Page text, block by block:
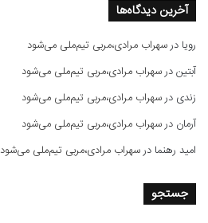
آخرین دیدگاه‌ها
رویا درسهراب مرادی،مربی تیم‌ملی می‌شود
آبتیندرسهراب مرادی،مربی تیم‌ملی می‌شود
زندی درسهراب مرادی،مربی تیم‌ملی می‌شود
آرمان درسهراب مرادی،مربی تیم‌ملی می‌شود
امید رهنما درسهراب مرادی،مربی تیم‌ملی می‌شود
جستجو